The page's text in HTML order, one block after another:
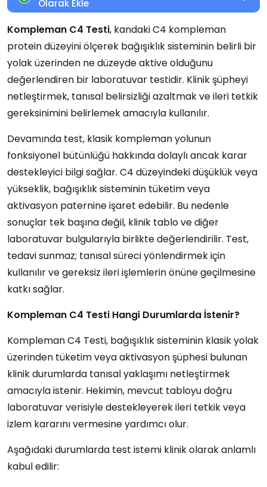
Olarak Ekle
Kompleman C4 Testi, kandaki C4 kompleman
protein düzeyini ölçerek bağışıklık sisteminin belirli bir
yolak üzerinden ne düzeyde aktive olduğunu
değerlendiren bir laboratuvar testidir. Klinik şüpheyi
netleştirmek, tanısal belirsizliği azaltmak ve ileri tetkik
gereksinimini belirlemek amacıyla kullanılır.
Devamında test, klasik kompleman yolunun
fonksiyonel bütünlüğü hakkında dolaylı ancak karar
destekleyici bilgi sağlar. C4 düzeyindeki düşüklük veya
yükseklik, bağışıklık sisteminin tüketim veya
aktivasyon paternine işaret edebilir. Bu nedenle
sonuçlar tek başına değil, klinik tablo ve diğer
laboratuvar bulgularıyla birlikte değerlendirilir. Test,
tedavi sunmaz; tanısal süreci yönlendirmek için
kullanılır ve gereksiz ileri işlemlerin önüne geçilmesine
katkı sağlar.
Kompleman C4 Testi Hangi Durumlarda İstenir?
Kompleman C4 Testi, bağışıklık sisteminin klasik yolak
üzerinden tüketim veya aktivasyon şüphesi bulunan
klinik durumlarda tanısal yaklaşımı netleştirmek
amacıyla istenir. Hekimin, mevcut tabloyu doğru
laboratuvar verisiyle destekleyerek ileri tetkik veya
izlem kararını vermesine yardımcı olur.
Aşağıdaki durumlarda test istemi klinik olarak anlamlı
kabul edilir: